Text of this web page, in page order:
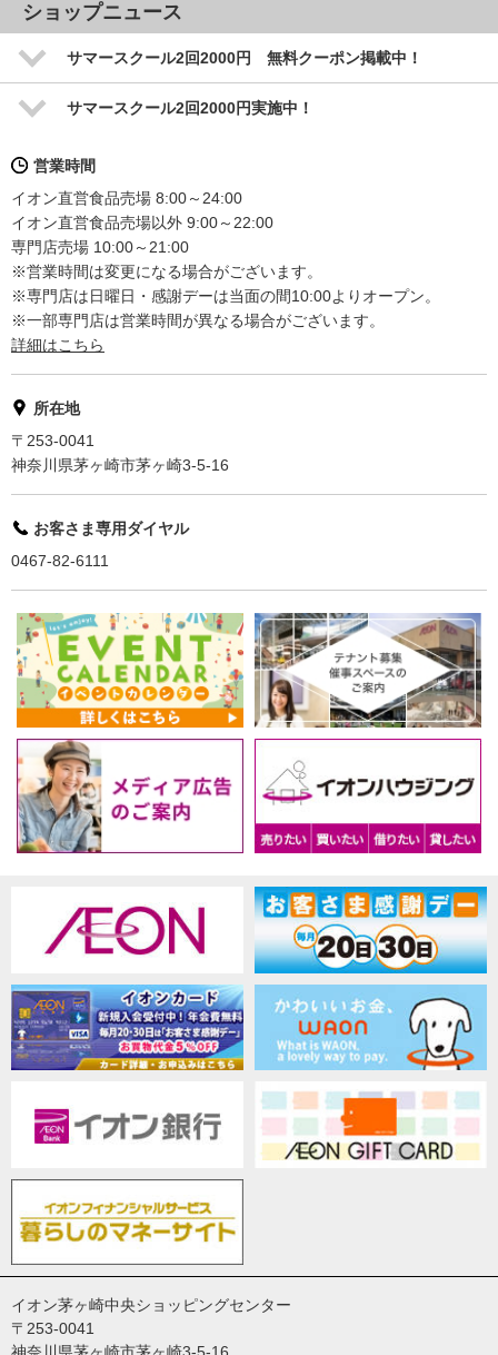
ショップニュース
サマースクール2回2000円 無料クーポン掲載中！
サマースクール2回2000円実施中！
営業時間
イオン直営食品売場 8:00～24:00
イオン直営食品売場以外 9:00～22:00
専門店売場 10:00～21:00
※営業時間は変更になる場合がございます。
※専門店は日曜日・感謝デーは当面の間10:00よりオープン。
※一部専門店は営業時間が異なる場合がございます。
詳細はこちら
所在地
〒253-0041
神奈川県茅ヶ崎市茅ヶ崎3-5-16
お客さま専用ダイヤル
0467-82-6111
イオン茅ヶ崎中央ショッピングセンター
〒253-0041